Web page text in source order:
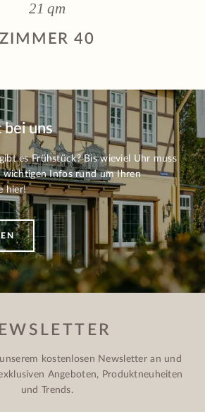
21 qm
ZIMMER 40
bei uns
es Frühstück? Bis wieviel Uhr muss
wichtigen Infos rund um Ihren
hier!
kostenlosen Newsletter an und
Angeboten, Produktneuheiten
und Trends.